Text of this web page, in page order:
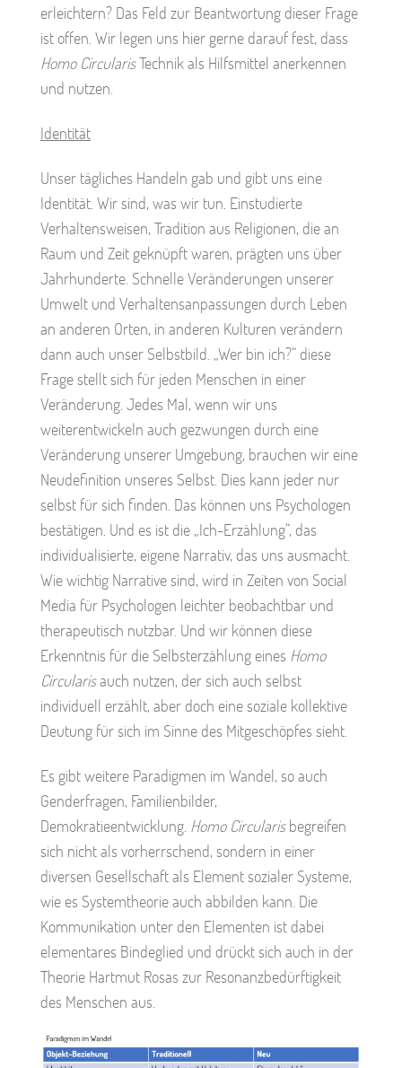
erleichtern? Das Feld zur Beantwortung dieser Frage
ist offen. Wir legen uns hier gerne darauf fest, dass
Homo CircularisTechnik als Hilfsmittel anerkennen
und nutzen.
Identität
Unser tägliches Handeln gab und gibt uns eine
Identität. Wir sind, was wir tun. Einstudierte
Verhaltensweisen, Tradition aus Religionen, die an
Raum und Zeit geknüpft waren, prägten uns über
Jahrhunderte. Schnelle Veränderungen unserer
Umwelt und Verhaltensanpassungen durch Leben
an anderen Orten, in anderen Kulturen verändern
dann auch unser Selbstbild. „Wer bin ich?“ diese
Frage stellt sich für jeden Menschen in einer
Veränderung. Jedes Mal, wenn wir uns
weiterentwickeln auch gezwungen durch eine
Veränderung unserer Umgebung, brauchen wir eine
Neudefinition unseres Selbst. Dies kann jeder nur
selbst für sich finden. Das können uns Psychologen
bestätigen. Und es ist die „Ich-Erzählung“, das
individualisierte, eigene Narrativ, das uns ausmacht.
Wie wichtig Narrative sind, wird in Zeiten von Social
Media für Psychologen leichter beobachtbar und
therapeutisch nutzbar. Und wir können diese
Erkenntnis für die Selbsterzählung eines Homo
Circularisauch nutzen, der sich auch selbst
individuell erzählt, aber doch eine soziale kollektive
Deutung für sich im Sinne des Mitgeschöpfes sieht.
Es gibt weitere Paradigmen im Wandel, so auch
Genderfragen, Familienbilder,
Demokratieentwicklung. Homo Circularisbegreifen
sich nicht als vorherrschend, sondern in einer
diversen Gesellschaft als Element sozialer Systeme,
wie es Systemtheorie auch abbilden kann. Die
Kommunikation unter den Elementen ist dabei
elementares Bindeglied und drückt sich auch in der
Theorie Hartmut Rosas zur Resonanzbedürftigkeit
des Menschen aus.